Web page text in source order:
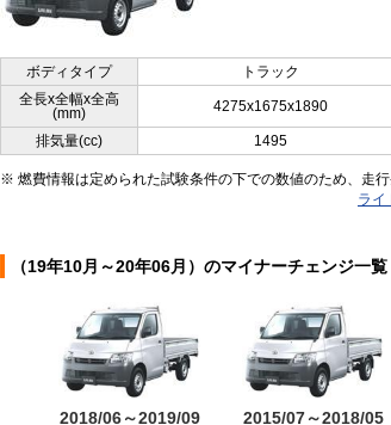
ボディタイプ トラック
全長x全幅x全高
(mm)
4275x1675x1890
排気量(cc) 1495
※ 燃費情報は定められた試験条件の下での数値のため、走
ライ
（19年10月～20年06月）のマイナーチェンジ一覧
2018/06～2019/09 2015/07～2018/05